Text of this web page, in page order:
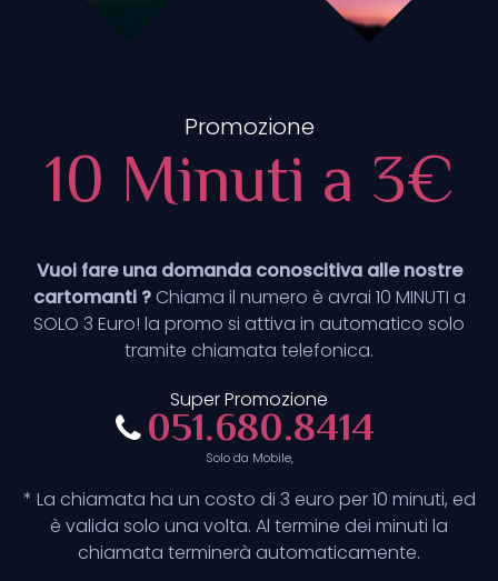
Promozione
10 Minuti a 3€
Vuoi fare una domanda conoscitiva alle nostre
cartomanti ?Chiama il numero è avrai 10 MINUTI a
SOLO 3 Euro! la promo si attiva in automatico solo
tramite chiamata telefonica.
Super Promozione
051.680.8414
Solo da Mobile,
* La chiamata ha un costo di 3 euro per 10 minuti, ed
è valida solo una volta. Al termine dei minuti la
chiamata terminerà automaticamente.